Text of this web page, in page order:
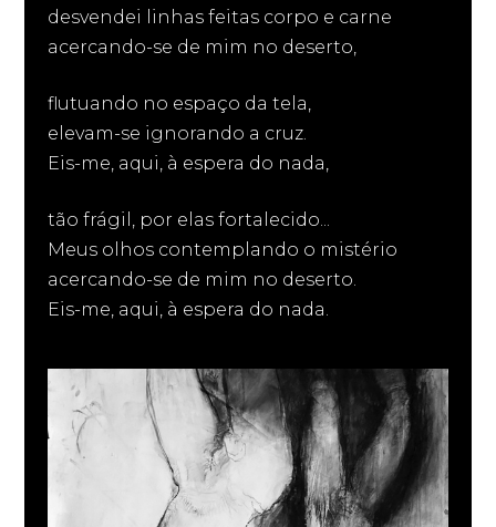
desvendei linhas feitas corpo e carne
acercando-se de mim no deserto,
flutuando no espaço da tela,
elevam-se ignorando a cruz.
Eis-me, aqui, à espera do nada,
tão frágil, por elas fortalecido...
Meus olhos contemplando o mistério
acercando-se de mim no deserto.
Eis-me, aqui, à espera do nada.